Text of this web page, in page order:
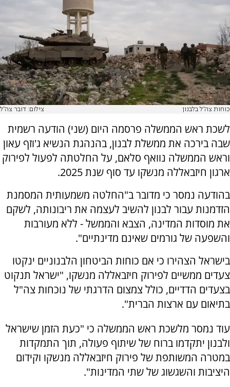
כוחות צה"ל בלבנון צילום: דובר צה"ל
לשכת ראש הממשלה פרסמה היום (שני) הודעה רשמית
שבה בירכה את ממשלת לבנון, בהנהגת הנשיא ג'וזף עאון
וראש הממשלה נוואף סלאם, על החלטתה לפעול לפירוק
ארגון חיזבאללה מנשקו עד סוף שנת 2025.
בהודעה נמסר כי מדובר ב"החלטה משמעותית המסמנת
הזדמנות עבור לבנון להשיב לעצמה את ריבונותה, לשקם
את מוסדות המדינה, הצבא והממשל - ללא מעורבות
והשפעה של גורמים שאינם מדינתיים".
בישראל הצהירו כי אם כוחות הביטחון הלבנוניים ינקטו
צעדים ממשיים לפירוק חיזבאללה מנשקו, "ישראל תנקוט
בצעדים הדדיים, כולל צמצום הדרגתי של נוכחות צה"ל
בתיאום עם ארצות הברית".
עוד נמסר מלשכת ראש הממשלה כי "כעת הזמן שישראל
ולבנון יתקדמו ברוח של שיתוף פעולה, תוך התמקדות
במטרה המשותפת של פירוק חיזבאללה מנשקו וקידום
היציבות והשגשוג של שתי המדינות".